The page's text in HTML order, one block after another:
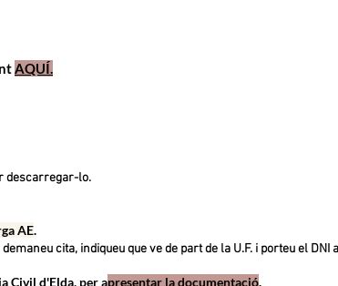
AQUÍ.
descarregar-lo.
AE.
cita, indiqueu que ve de part de la U.F. i porteu el DNI
Civil d'Elda, per apresentar la documentació.